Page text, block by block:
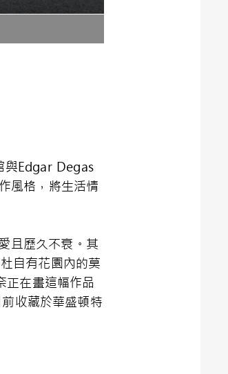
與Edgar Degas
風格，將生活情
且歷久不衰。其
自有花園內的莫
在畫這幅作品
收藏於華盛頓特